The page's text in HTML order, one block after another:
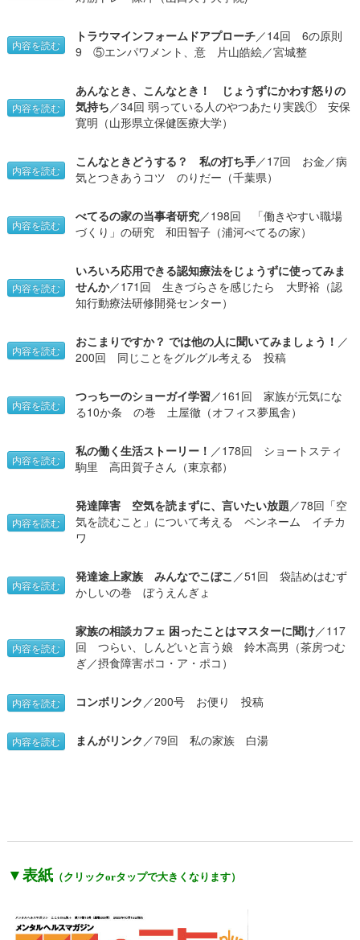
▼表紙（クリックorタップで大きくなります）